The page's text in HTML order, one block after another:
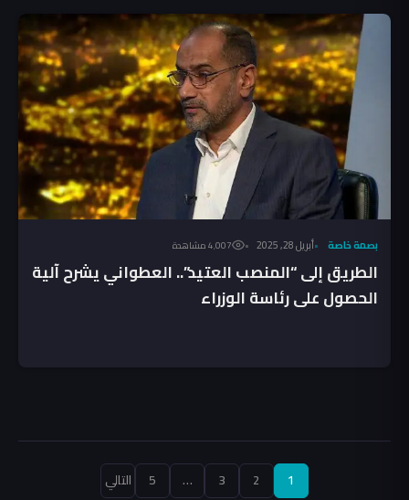
بصمة خاصة أبريل 28, 2025 4٬007 مشاهدة
الطريق إلى “المنصب العتيد”.. العطواني يشرح آلية
الحصول على رئاسة الوزراء
تعدد
1
2
3
…
5 التالي